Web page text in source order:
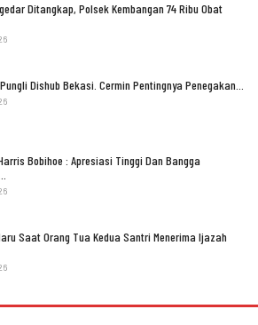
Ditangkap, Polsek Kembangan 74 Ribu Obat
Dishub Bekasi. Cermin Pentingnya Penegakan…
Bobihoe : Apresiasi Tinggi Dan Bangga
Saat Orang Tua Kedua Santri Menerima Ijazah